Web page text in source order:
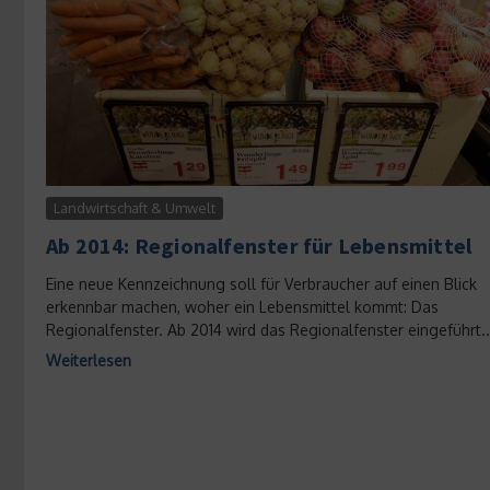
Landwirtschaft & Umwelt
Ab 2014: Regionalfenster für Lebensmittel
Eine neue Kennzeichnung soll für Verbraucher auf einen Blick
erkennbar machen, woher ein Lebensmittel kommt: Das
Regionalfenster. Ab 2014 wird das Regionalfenster
Weiterlesen